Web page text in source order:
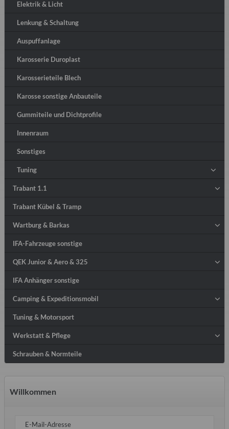
Elektrik & Licht
Lenkung & Schaltung
Auspuffanlage
Karosserie Duroplast
Karosserieteile Blech
Karosse sonstige Anbauteile
Gummiteile und Dichtprofile
Innenraum
Sonstiges
Tuning
Trabant 1.1
Trabant Kübel & Tramp
Wartburg & Barkas
IFA-Fahrzeuge sonstige
QEK Junior & Aero & 325
IFA Anhänger sonstige
Camping & Expeditionsmobil
Tuning & Motorsport
Werkstatt & Pflege
Schrauben & Normteile
Willkommen
E-Mail-Adresse